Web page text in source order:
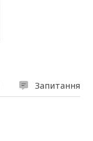
Запитання